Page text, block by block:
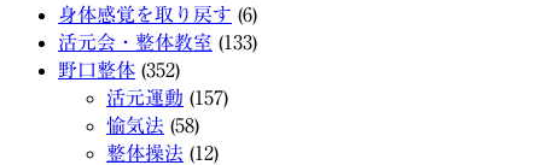
身体感覚を取り戻す (6)
活元会・整体教室 (133)
野口整体 (352)
活元運動 (157)
愉気法 (58)
整体操法 (12)